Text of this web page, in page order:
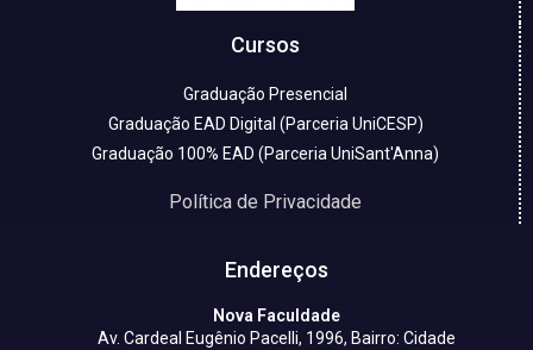
Cursos
Graduação Presencial
Graduação EAD Digital (Parceria UniCESP)
Graduação 100% EAD (Parceria UniSant'Anna)
Política de Privacidade
Endereços
Nova Faculdade
Av. Cardeal Eugênio Pacelli, 1996, Bairro: Cidade